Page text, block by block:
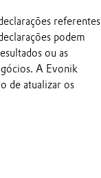
referentes
podem
ou as
A Evonik
de atualizar os